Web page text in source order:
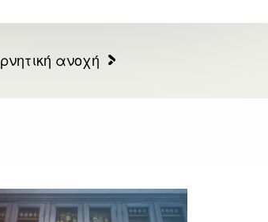
ανοχή